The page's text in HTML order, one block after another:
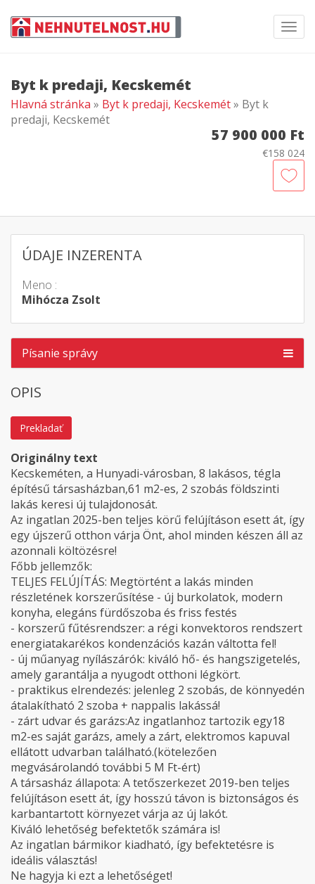
Byt k predaji, Kecskemét
Hlavná stránka » Byt k predaji, Kecskemét» Byt k
predaji, Kecskemét
57 900 000 Ft
€158 024
ÚDAJE INZERENTA
Meno :
Mihócza Zsolt
Písanie správy
OPIS
Prekladať
Originálny text
Kecskeméten, a Hunyadi-városban, 8 lakásos, tégla
építésű társasházban,61 m2-es, 2 szobás földszinti
lakás keresi új tulajdonosát.
Az ingatlan 2025-ben teljes körű felújításon esett át, így
egy újszerű otthon várja Önt, ahol minden készen áll az
azonnali költözésre!
Főbb jellemzők:
TELJES FELÚJÍTÁS: Megtörtént a lakás minden
részletének korszerűsítése - új burkolatok, modern
konyha, elegáns fürdőszoba és friss festés
- korszerű fűtésrendszer: a régi konvektoros rendszert
energiatakarékos kondenzációs kazán váltotta fel!
- új műanyag nyílászárók: kiváló hő- és hangszigetelés,
amely garantálja a nyugodt otthoni légkört.
- praktikus elrendezés: jelenleg 2 szobás, de könnyedén
átalakítható 2 szoba + nappalis lakássá!
- zárt udvar és garázs:Az ingatlanhoz tartozik egy18
m2-es saját garázs, amely a zárt, elektromos kapuval
ellátott udvarban található.(kötelezően
megvásárolandó további 5 M Ft-ért)
A társasház állapota: A tetőszerkezet 2019-ben teljes
felújításon esett át, így hosszú távon is biztonságos és
karbantartott környezet várja az új lakót.
Kiváló lehetőség befektetők számára is!
Az ingatlan bármikor kiadható, így befektetésre is
ideális választás!
Ne hagyja ki ezt a lehetőséget!